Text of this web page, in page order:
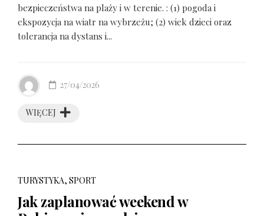
bezpieczeństwa na plaży i w terenie. : (1) pogoda i
ekspozycja na wiatr na wybrzeżu; (2) wiek dzieci oraz
tolerancja na dystans i...
WIĘCEJ
27/04/2026
TURYSTYKA, SPORT
Jak zaplanować weekend w